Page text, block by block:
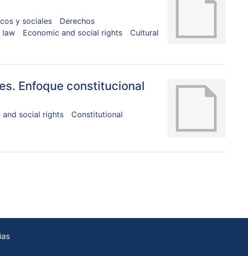
y sociales
Derechos
law Economic and social rights
Cultural
Enfoque constitucional
and social rights
Constitutional